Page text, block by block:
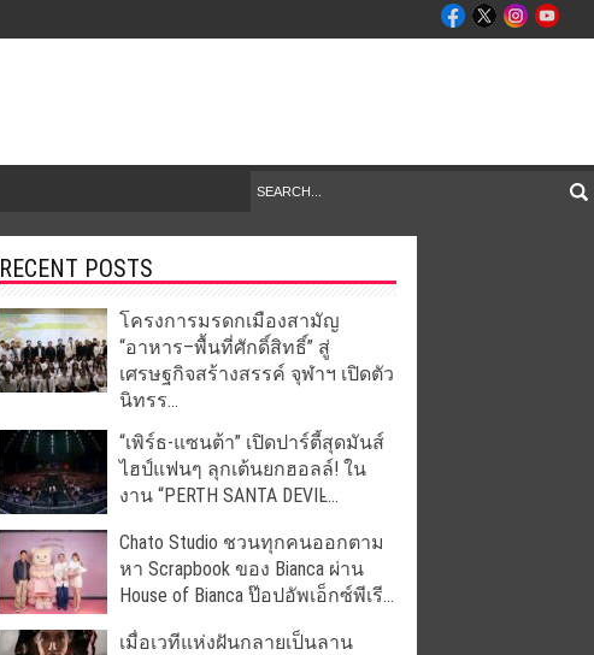
RECENT POSTS
โครงการมรดกเมืองสามัญ
“อาหาร–พื้นที่ศักดิ์สิทธิ์” สู่
เศรษฐกิจสร้างสรรค์ จุฬาฯ เปิดตัว
นิทรร...
“เพิร์ธ-แซนต้า” เปิดปาร์ตี้สุดมันส์
ไฮป์แฟนๆ ลุกเต้นยกฮอลล์! ใน
งาน “PERTH SANTA DEVIL̵...
Chato Studio ชวนทุกคนออกตาม
หา Scrapbook ของ Bianca ผ่าน
House of Bianca ป๊อปอัพเอ็กซ์พีเรี...
เมื่อเวทีแห่งฝันกลายเป็นลาน